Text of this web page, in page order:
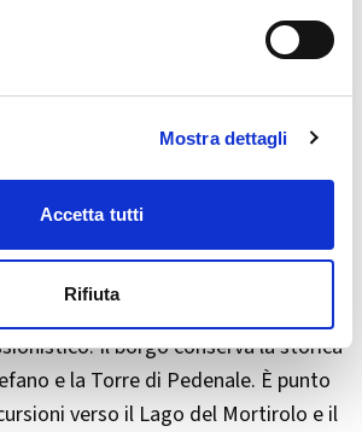
Mostra dettagli
Accetta tutti
Rifiuta
si trova in Alta Valtellina, ai piedi del
Il borgo conserva la storica
e la Torre di Pedenale. È punto
verso il Lago del Mortirolo e il